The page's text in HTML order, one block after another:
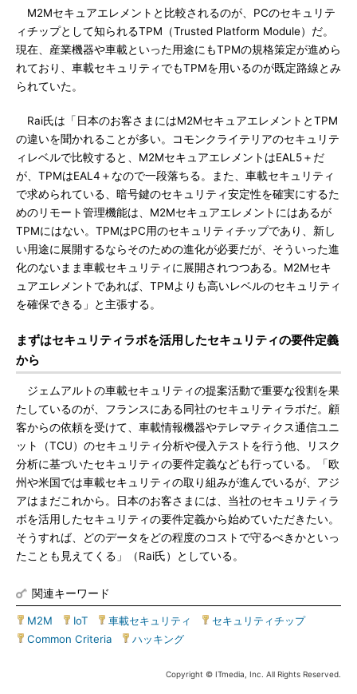
M2Mセキュアエレメントと比較されるのが、PCのセキュリテ
ィチップとして知られるTPM（Trusted Platform Module）だ。
現在、産業機器や車載といった用途にもTPMの規格策定が進めら
れており、車載セキュリティでもTPMを用いるのが既定路線とみ
られていた。
Rai氏は「日本のお客さまにはM2MセキュアエレメントとTPM
の違いを聞かれることが多い。コモンクライテリアのセキュリテ
ィレベルで比較すると、M2MセキュアエレメントはEAL5＋だ
が、TPMはEAL4＋なので一段落ちる。また、車載セキュリティ
で求められている、暗号鍵のセキュリティ安定性を確実にするた
めのリモート管理機能は、M2Mセキュアエレメントにはあるが
TPMにはない。TPMはPC用のセキュリティチップであり、新し
い用途に展開するならそのための進化が必要だが、そういった進
化のないまま車載セキュリティに展開されつつある。M2Mセキ
ュアエレメントであれば、TPMよりも高いレベルのセキュリティ
を確保できる」と主張する。
まずはセキュリティラボを活用したセキュリティの要件定義
から
ジェムアルトの車載セキュリティの提案活動で重要な役割を果
たしているのが、フランスにある同社のセキュリティラボだ。顧
客からの依頼を受けて、車載情報機器やテレマティクス通信ユニ
ット（TCU）のセキュリティ分析や侵入テストを行う他、リスク
分析に基づいたセキュリティの要件定義なども行っている。「欧
州や米国では車載セキュリティの取り組みが進んでいるが、アジ
アはまだこれから。日本のお客さまには、当社のセキュリティラ
ボを活用したセキュリティの要件定義から始めていただきたい。
そうすれば、どのデータをどの程度のコストで守るべきかといっ
たことも見えてくる」（Rai氏）としている。
関連キーワード
M2M IoT 車載セキュリティ セキュリティチップ|
Common Criteria
ハッキング
Copyright © ITmedia, Inc. All Rights Reserved.